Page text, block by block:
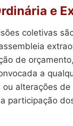
e
coletivas
de
a
alterações
participação